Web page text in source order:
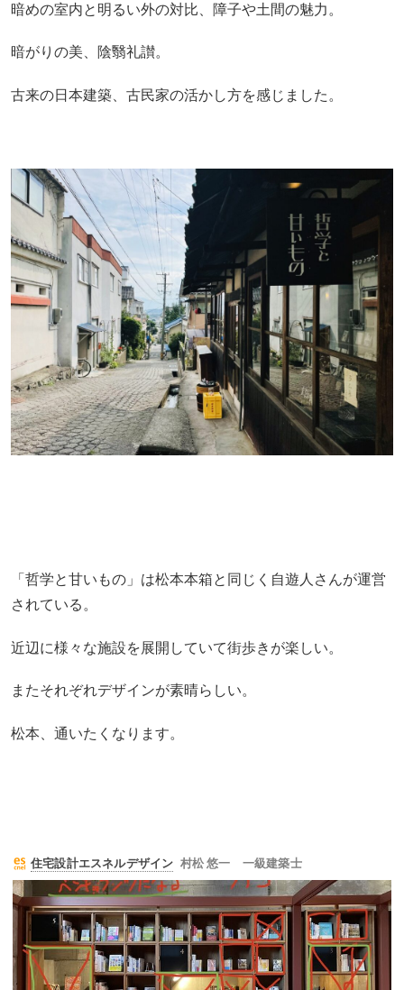
暗めの室内と明るい外の対比、障子や土間の魅力。
暗がりの美、陰翳礼讃。
古来の日本建築、古民家の活かし方を感じました。
「哲学と甘いもの」は松本本箱と同じく自遊人さんが運営
されている。
近辺に様々な施設を展開していて街歩きが楽しい。
またそれぞれデザインが素晴らしい。
松本、通いたくなります。